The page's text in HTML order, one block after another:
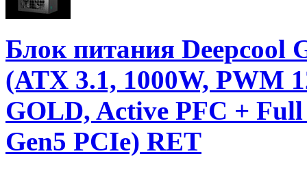
Блок питания Deepcool
(ATX 3.1, 1000W, PWM
GOLD, Active PFC +
Gen5 PCIe) RET